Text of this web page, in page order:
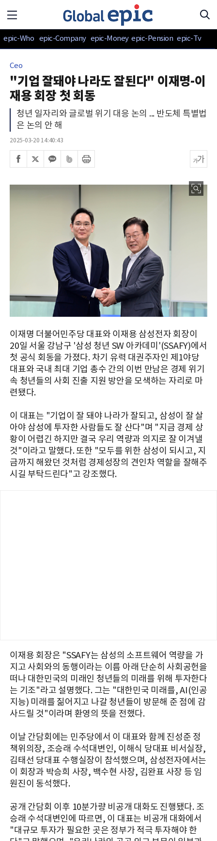
epic-Who epic-Company epic-Money epic-Pension epic-Tv
Ceo
"기업 잘돼야 나라도 잘된다" 이재명-이
재용 회장 첫 회동
청년 일자리와 글로벌 위기 대응 논의 ... 반도체 특별법
은 논의 안 해
2025-03-20 14:40:43
이재명 더불어민주당 대표와 이재용 삼성전자 회장이
20일 서울 강남구 '삼성 청년 SW 아카데미'(SSAFY)에서
첫 공식 회동을 가졌다. 차기 유력 대권주자인 제1야당
대표와 국내 최대 기업 총수 간의 이번 만남은 경제 위기
속 청년들의 사회 진출 지원 방안을 모색하는 자리로 마
련됐다.
이 대표는 "기업이 잘 돼야 나라가 잘되고, 삼성이 잘 살
아야 삼성에 투자한 사람들도 잘 산다"며 "지금 경제 상
황이 어렵긴 하지만 결국 우리 역량과 의지로 잘 이겨낼
것"이라고 말했다. 또한 "모두를 위한 삼성이 되시고, 지
금까지 해왔던 것처럼 경제성장의 견인차 역할을 잘해주
시길 부탁드린다"고 강조했다.
이재용 회장은 "SSAFY는 삼성의 소프트웨어 역량을 가
지고 사회와의 동행이라는 이름 아래 단순히 사회공헌을
떠나 대한민국의 미래인 청년들의 미래를 위해 투자한다
는 기조"라고 설명했다. 그는 "대한민국 미래를, AI(인공
지능) 미래를 짊어지고 나갈 청년들이 방문해 준 점에 감
사드릴 것"이라며 환영의 뜻을 전했다.
이날 간담회에는 민주당에서 이 대표와 함께 진성준 정
책위의장, 조승래 수석대변인, 이해식 당대표 비서실장,
김태선 당대표 수행실장이 참석했으며, 삼성전자에서는
이 회장과 박승희 사장, 백수현 사장, 김완표 사장 등 임
원진이 동석했다.
공개 간담회 이후 10분가량 비공개 대화도 진행됐다. 조
승래 수석대변인에 따르면, 이 대표는 비공개 대화에서
"대규모 투자가 필요한 곳은 정부가 적극 투자해야 한